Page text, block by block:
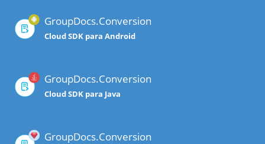
GroupDocs.Conversion
Cloud SDK para Android
GroupDocs.Conversion
Cloud SDK para Java
GroupDocs.Conversion